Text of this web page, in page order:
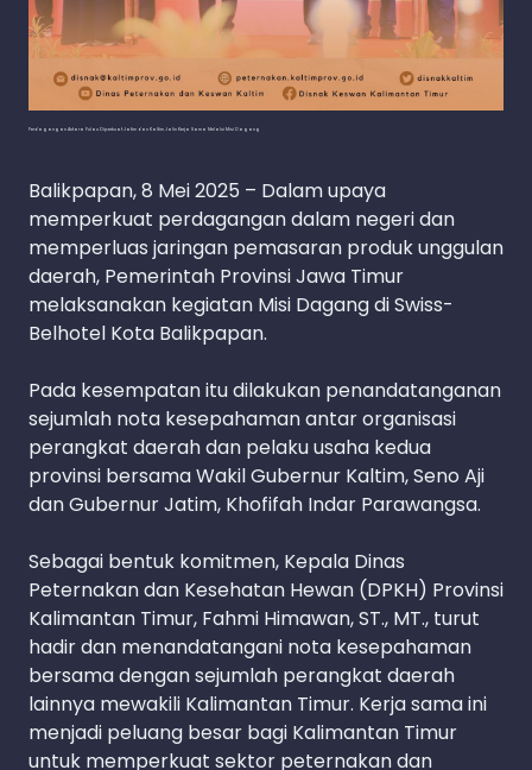
Perdagangan Antara Pulau Diperkuat Jatim dan Kaltim Jalin Kerja Sama Melalui Misi Dagang
Balikpapan, 8 Mei 2025 – Dalam upaya
memperkuat perdagangan dalam negeri dan
memperluas jaringan pemasaran produk unggulan
daerah, Pemerintah Provinsi Jawa Timur
melaksanakan kegiatan Misi Dagang di Swiss-
Belhotel Kota Balikpapan.
Pada kesempatan itu dilakukan penandatanganan
sejumlah nota kesepahaman antar organisasi
perangkat daerah dan pelaku usaha kedua
provinsi bersama Wakil Gubernur Kaltim, Seno Aji
dan Gubernur Jatim, Khofifah Indar Parawangsa.
Sebagai bentuk komitmen, Kepala Dinas
Peternakan dan Kesehatan Hewan (DPKH) Provinsi
Kalimantan Timur, Fahmi Himawan, ST., MT., turut
hadir dan menandatangani nota kesepahaman
bersama dengan sejumlah perangkat daerah
lainnya mewakili Kalimantan Timur. Kerja sama ini
menjadi peluang besar bagi Kalimantan Timur
untuk memperkuat sektor peternakan dan